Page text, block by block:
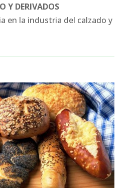
Y DERIVADOS
en la industria del calzado y